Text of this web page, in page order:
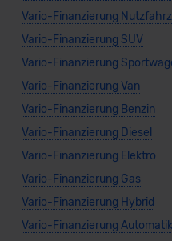
datenschutz@meinauto.de
Datenschutzerklärung
Vario-Finanzierung
Vario-Finanzierung SUV
Vario-Finanzierung
Vario-Finanzierung Van
Vario-Finanzierung Benzin
Vario-Finanzierung Diesel
Vario-Finanzierung Elektro
Vario-Finanzierung Gas
Vario-Finanzierung Hybrid
Vario-Finanzierung Automatik